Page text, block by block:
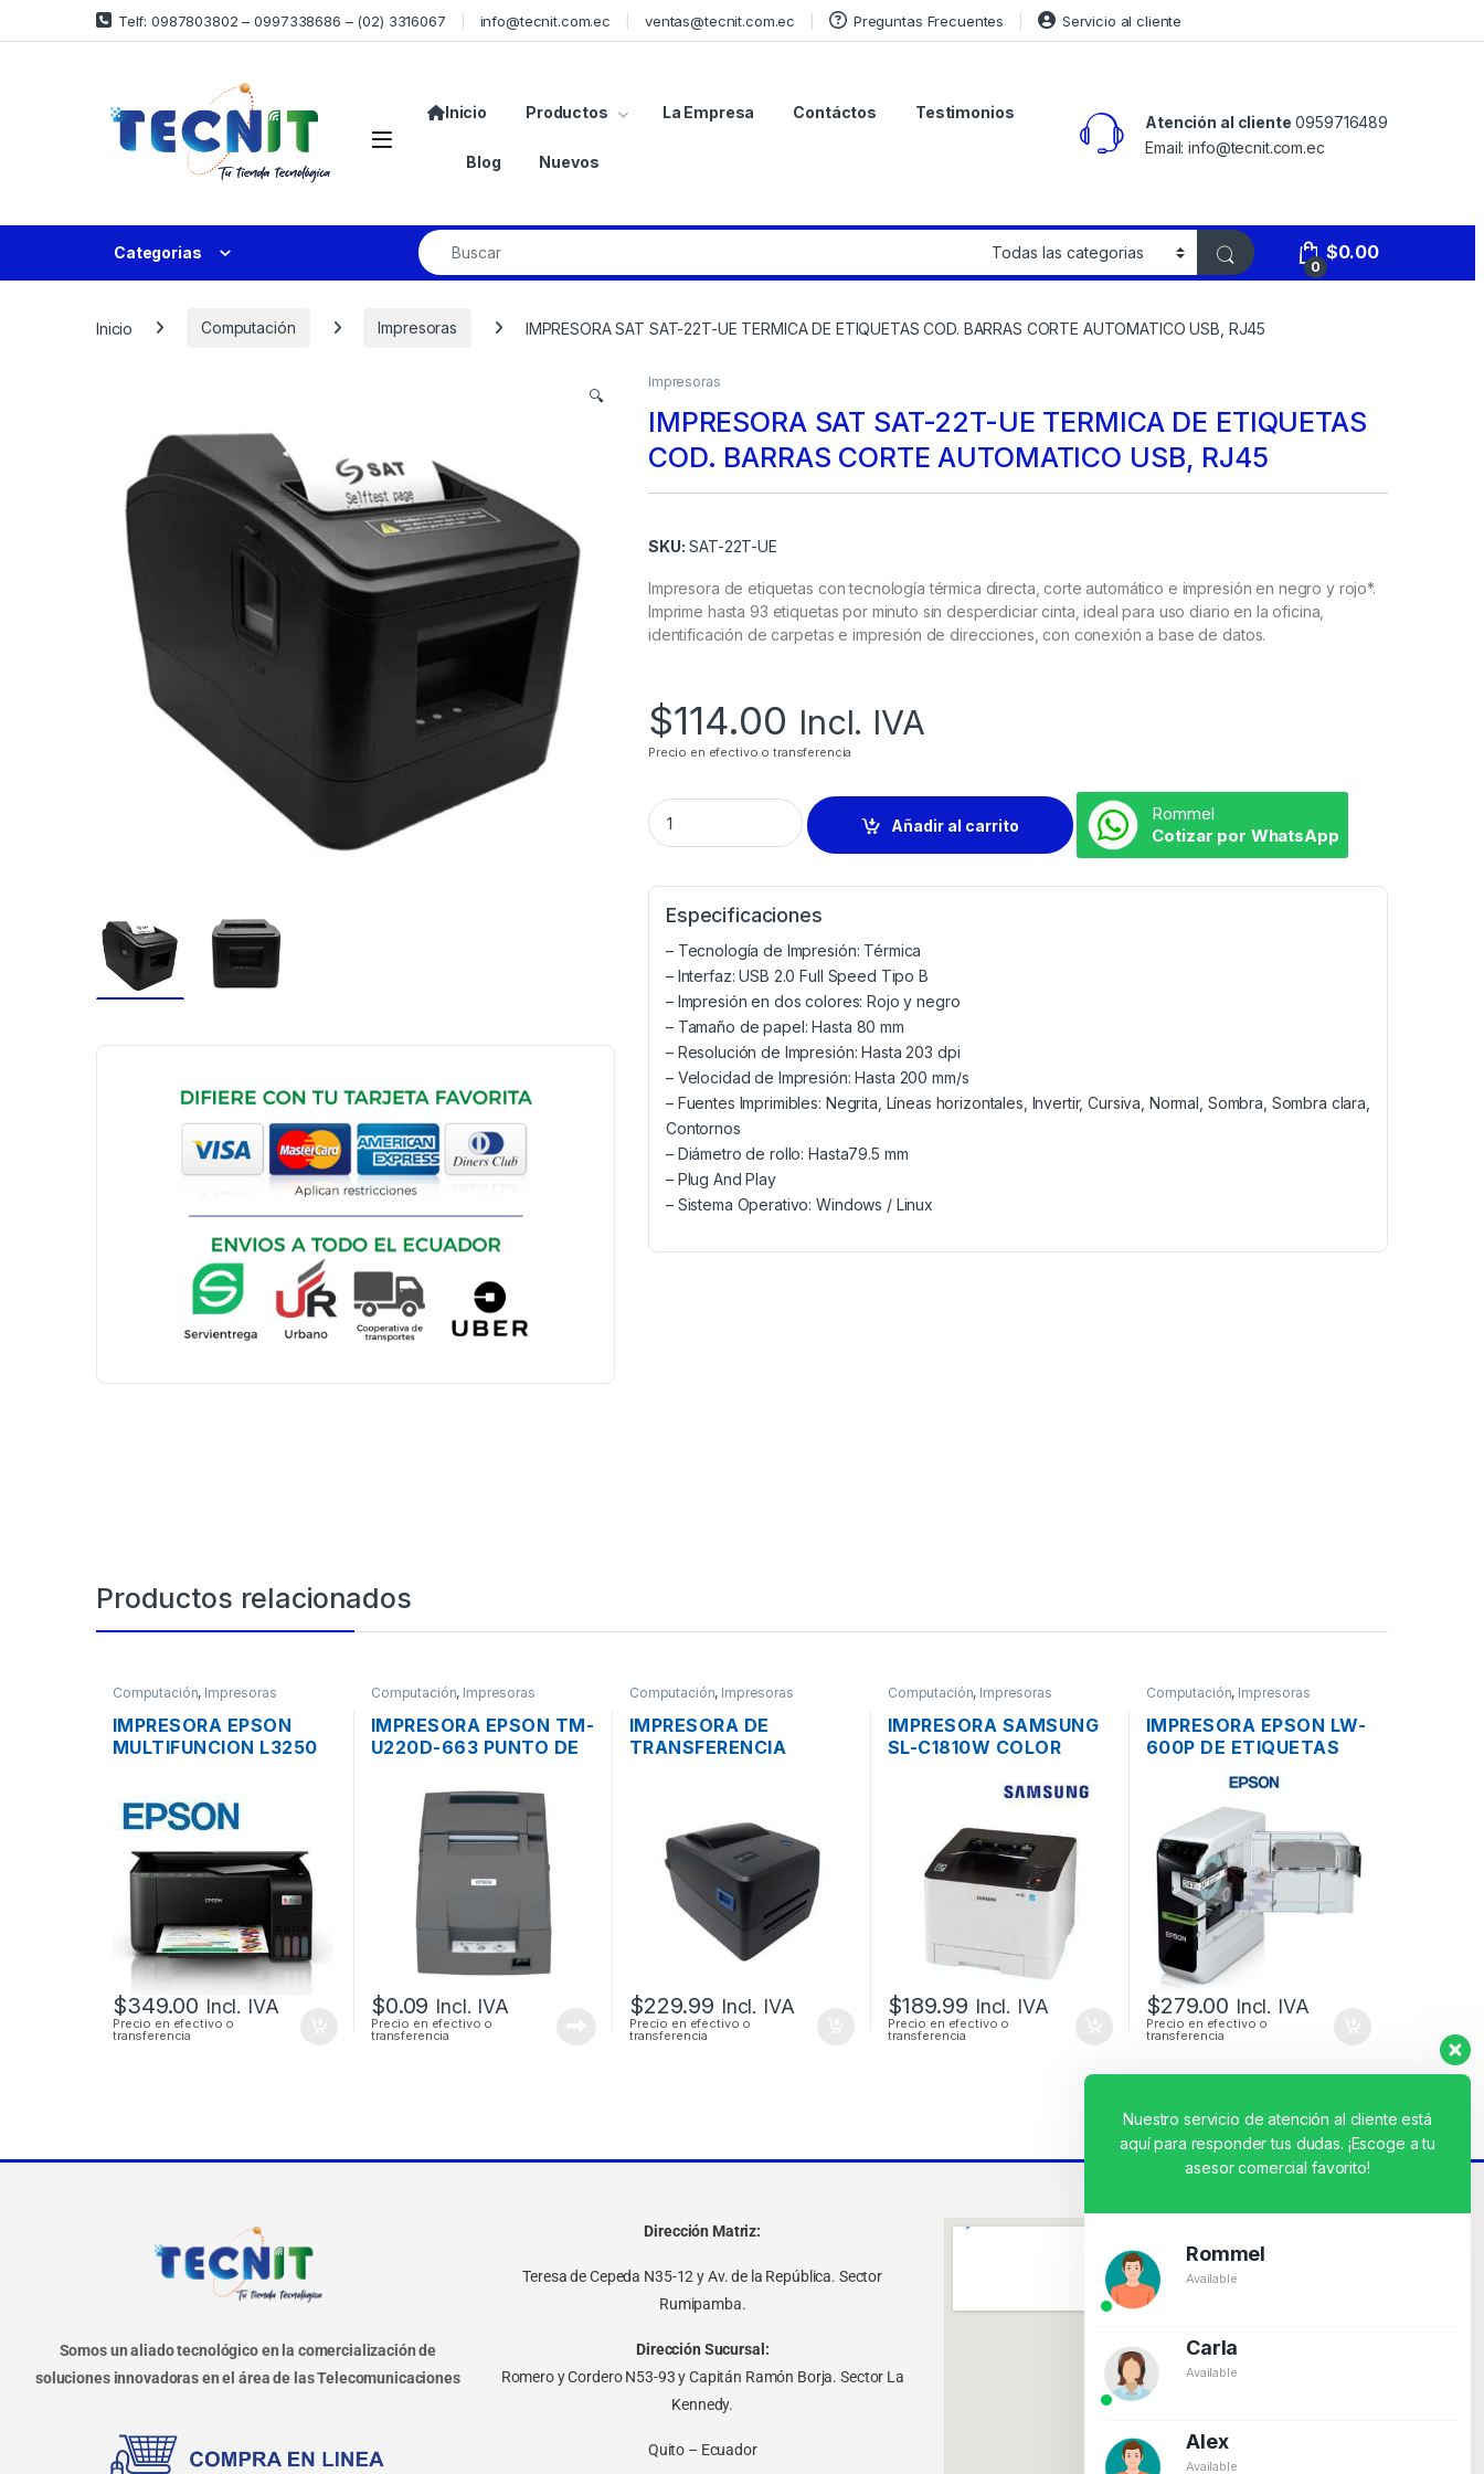
Telf: 0987803802 – 0997338686 – (02) 3316067 info@tecnit.com.ec ventas@tecnit.com.ec Preguntas Frecuentes Servicio al cliente
Inicio Productos La Empresa Contáctos Testimonios
Blog Nuevos
Atención al cliente 0959716489
Email: info@tecnit.com.ec
Categorias
0
$0.00
Inicio Computación Impresoras IMPRESORA SAT SAT-22T-UE TERMICA DE ETIQUETAS COD. BARRAS CORTE AUTOMATICO USB, RJ45
🔍
Impresoras
IMPRESORA SAT SAT-22T-UE TERMICA DE ETIQUETAS
COD. BARRAS CORTE AUTOMATICO USB, RJ45
SKU: SAT-22T-UE
Impresora de etiquetas con tecnología térmica directa, corte automático e impresión en negro y rojo*.
Imprime hasta 93 etiquetas por minuto sin desperdiciar cinta, ideal para uso diario en la oficina,
identificación de carpetas e impresión de direcciones, con conexión a base de datos.
$114.00 Incl. IVA
Precio en efectivo o transferencia
Añadir al carrito
Rommel
Cotizar por WhatsApp
Especificaciones
– Tecnología de Impresión: Térmica
– Interfaz: USB 2.0 Full Speed Tipo B
– Impresión en dos colores: Rojo y negro
– Tamaño de papel: Hasta 80 mm
– Resolución de Impresión: Hasta 203 dpi
– Velocidad de Impresión: Hasta 200 mm/s
– Fuentes Imprimibles: Negrita, Líneas horizontales, Invertir, Cursiva, Normal, Sombra, Sombra clara,
Contornos
– Diámetro de rollo: Hasta79.5 mm
– Plug And Play
– Sistema Operativo: Windows / Linux
Productos relacionados
Computación, Impresoras
IMPRESORA EPSON
MULTIFUNCION L3250
WI-FI
$349.00 Incl. IVA
Precio en efectivo o
transferencia
Computación, Impresoras
IMPRESORA EPSON TM-
U220D-663 PUNTO DE
ETHERNET.
$0.09 Incl. IVA
Precio en efectivo o
transferencia
Computación, Impresoras
IMPRESORA DE
TRANSFERENCIA
$229.99 Incl. IVA
Precio en efectivo o
transferencia
Computación, Impresoras
IMPRESORA SAMSUNG
SL-C1810W COLOR
18/18PPM INCLUYE
TONER NUEVO
GENERICO REFUBISHED
$189.99 Incl. IVA
Precio en efectivo o
transferencia
Computación, Impresoras
IMPRESORA EPSON LW-
600P DE ETIQUETAS
$279.00 Incl. IVA
Precio en efectivo o
transferencia
Somos un aliado tecnológico en la comercialización de
soluciones innovadoras en el área de las Telecomunicaciones
Dirección Matriz:
Teresa de Cepeda N35-12 y Av. de la República. Sector
Rumipamba.
Dirección Sucursal:
Romero y Cordero N53-93 y Capitán Ramón Borja. Sector La
Kennedy.
Quito – Ecuador
Nuestro servicio de atención al cliente está
aquí para responder tus dudas. ¡Escoge a tu
asesor comercial favorito!
Rommel
Available
Carla
Available
Alex
Available